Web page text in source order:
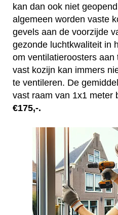
kan dan ook niet
algemeen worden vaste
gevels aan de voorzijde
gezonde luchtkwaliteit in
om ventilatieroosters aan
vast kozijn kan immers
te ventileren. De
vast raam van 1x1 meter
€175,-.